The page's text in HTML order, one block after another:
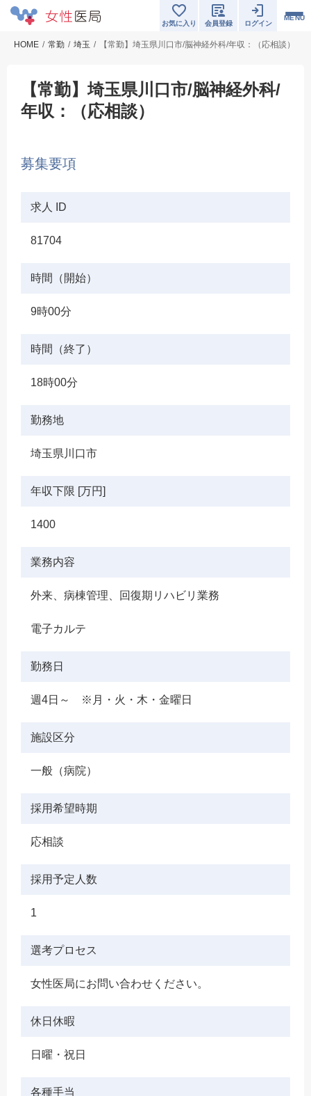
MENU
お気に入り 会員登録 ログイン
HOME 常勤 埼玉 【常勤】埼玉県川口市/脳神経外科/年収：（応相談）
【常勤】埼玉県川口市/脳神経外科/
年収：（応相談）
募集要項
求人 ID
81704
時間（開始）
9時00分
時間（終了）
18時00分
勤務地
埼玉県川口市
年収下限 [万円]
1400
業務内容
外来、病棟管理、回復期リハビリ業務
電子カルテ
勤務日
週4日～ ※月・火・木・金曜日
施設区分
一般（病院）
採用希望時期
応相談
採用予定人数
1
選考プロセス
女性医局にお問い合わせください。
休日休暇
日曜・祝日
各種手当